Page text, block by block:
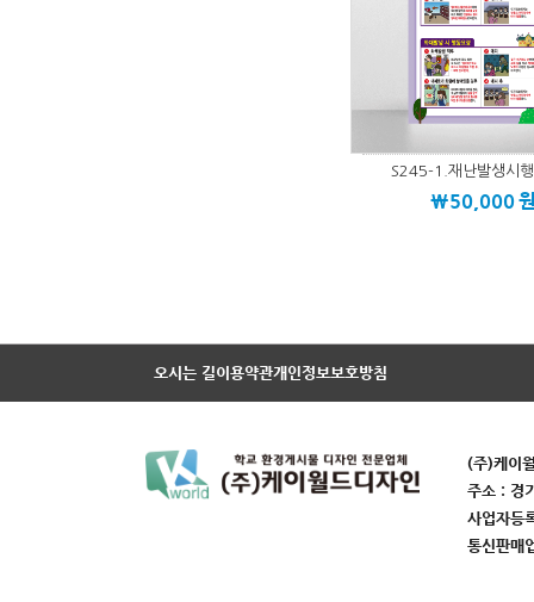
S245-1.재난발생시
\50,000
오시는 길이용약관개인정보보호방침
(주)케이
주소 : 경
사업자
통신판매